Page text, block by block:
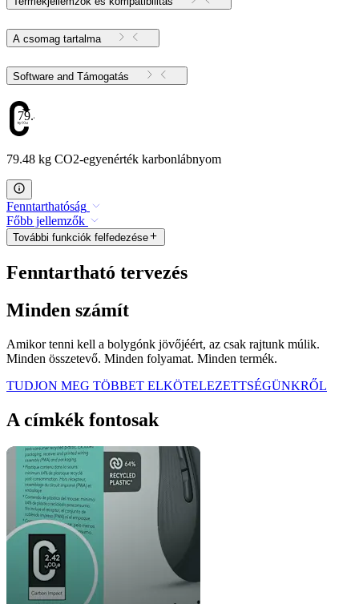
A csomag tartalma
Software and Támogatás
79.48
79.48 kg CO2-egyenérték karbonlábnyom
Fenntarthatóság
Főbb jellemzők
További funkciók felfedezése
Fenntartható tervezés
Minden számít
Amikor tenni kell a bolygónk jövőjéért, az csak rajtunk múlik.
Minden összetevő. Minden folyamat. Minden termék.
TUDJON MEG TÖBBET ELKÖTELEZETTSÉGÜNKRŐL
A címkék fontosak